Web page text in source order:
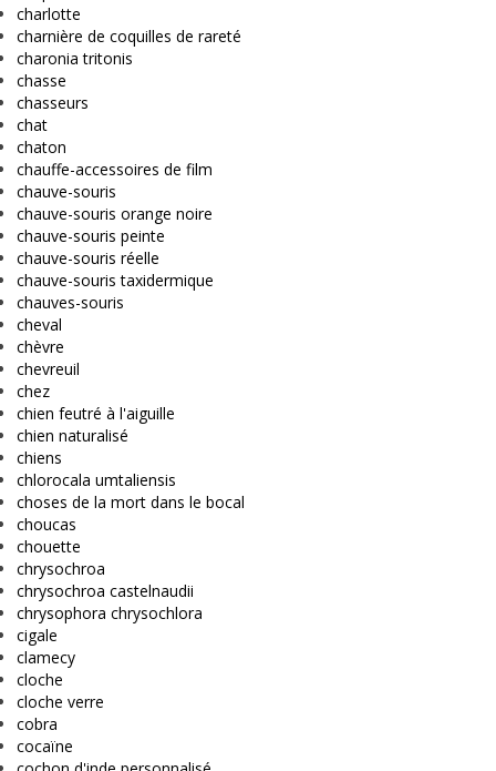
charlotte
charnière de coquilles de rareté
charonia tritonis
chasse
chasseurs
chat
chaton
chauffe-accessoires de film
chauve-souris
chauve-souris orange noire
chauve-souris peinte
chauve-souris réelle
chauve-souris taxidermique
chauves-souris
cheval
chèvre
chevreuil
chez
chien feutré à l'aiguille
chien naturalisé
chiens
chlorocala umtaliensis
choses de la mort dans le bocal
choucas
chouette
chrysochroa
chrysochroa castelnaudii
chrysophora chrysochlora
cigale
clamecy
cloche
cloche verre
cobra
cocaïne